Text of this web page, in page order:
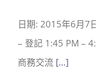
日期: 2015年6月7
– 登記 1:45 PM –
商務交流 […]